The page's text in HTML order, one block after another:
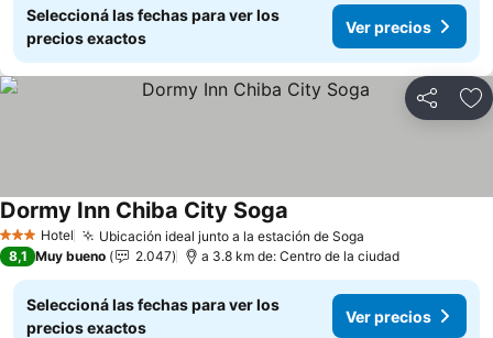
Seleccioná las fechas para ver los
precios exactos
Ver precios
Compartir
3 Estrellas
Hotel Ubicación ideal junto a la estación de Soga
Dormy Inn Chiba City Soga
8,1 Muy bueno 2.047 a 3.8 km de: Centro de la ciudad
Seleccioná las fechas para ver los
precios exactos
Ver precios